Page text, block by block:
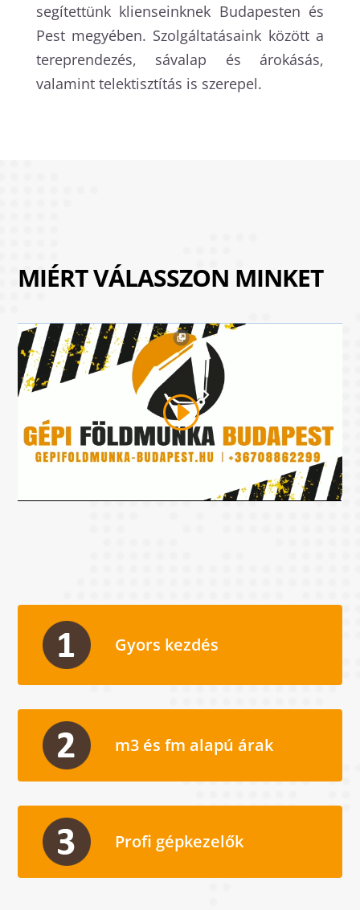
segítettünk klienseinknek Budapesten és
Pest megyében. Szolgáltatásaink között a
tereprendezés, sávalap és árokásás,
valamint telektisztítás is szerepel.
MIÉRT VÁLASSZON MINKET
Gyors kezdés
m3 és fm alapú árak
Profi gépkezelők